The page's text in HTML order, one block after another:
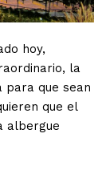
hoy,
la
para que sean
que el
albergue